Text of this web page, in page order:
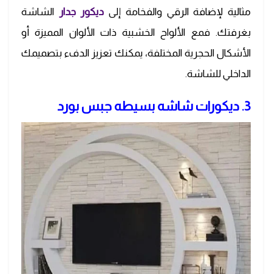
مثالية لإضافة الرقي والفخامة إلى ديكور جدار
الشاشة
بغرفتك. فمع الألواح الخشبية ذات الألوان المميزة أو
الأشكال الحجرية المختلفة، يمكنك تعزيز الدفء بتصميمك
الداخلي للشاشة.
3. ديكورات شاشه بسيطه جبس بورد